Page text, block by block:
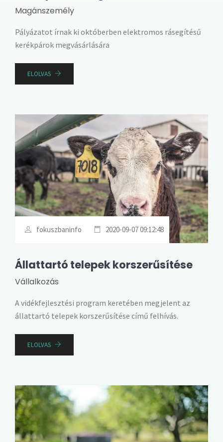
Magánszemély
Pályázatot írnak ki októberben elektromos rásegítésű
kerékpárok megvásárlására
ELOLVAS
fokuszbaninfo 2020-09-07 09:12:48
Állattartó telepek korszerűsítése
Vállalkozás
A vidékfejlesztési program keretében megjelent az
állattartó telepek korszerűsítése című felhívás.
ELOLVAS